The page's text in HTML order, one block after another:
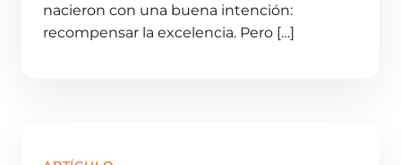
nacieron con una buena intención:
recompensar la excelencia. Pero […]